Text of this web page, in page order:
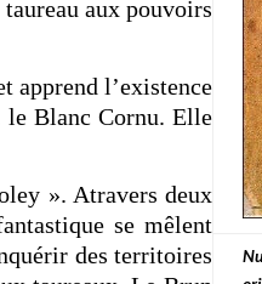
aux pouvoirs
apprend l’existence
le Blanc Cornu. Elle
». Atravers deux
se mêlent
des territoires